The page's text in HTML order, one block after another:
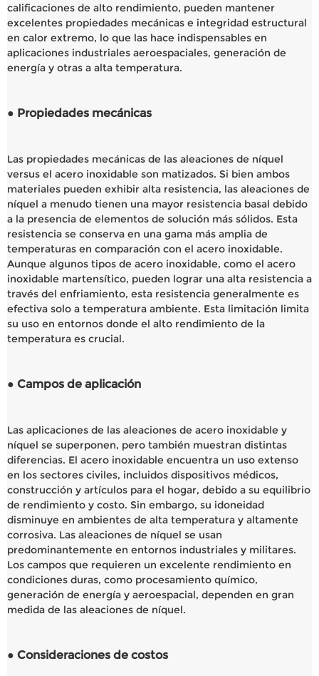
calificaciones de alto rendimiento, pueden mantener
excelentes propiedades mecánicas e integridad estructural
en calor extremo, lo que las hace indispensables en
aplicaciones industriales aeroespaciales, generación de
energía y otras a alta temperatura.
● Propiedades mecánicas
Las propiedades mecánicas de las aleaciones de níquel
versus el acero inoxidable son matizados. Si bien ambos
materiales pueden exhibir alta resistencia, las aleaciones de
níquel a menudo tienen una mayor resistencia basal debido
a la presencia de elementos de solución más sólidos. Esta
resistencia se conserva en una gama más amplia de
temperaturas en comparación con el acero inoxidable.
Aunque algunos tipos de acero inoxidable, como el acero
inoxidable martensítico, pueden lograr una alta resistencia a
través del enfriamiento, esta resistencia generalmente es
efectiva solo a temperatura ambiente. Esta limitación limita
su uso en entornos donde el alto rendimiento de la
temperatura es crucial.
● Campos de aplicación
Las aplicaciones de las aleaciones de acero inoxidable y
níquel se superponen, pero también muestran distintas
diferencias. El acero inoxidable encuentra un uso extenso
en los sectores civiles, incluidos dispositivos médicos,
construcción y artículos para el hogar, debido a su equilibrio
de rendimiento y costo. Sin embargo, su idoneidad
disminuye en ambientes de alta temperatura y altamente
corrosiva. Las aleaciones de níquel se usan
predominantemente en entornos industriales y militares.
Los campos que requieren un excelente rendimiento en
condiciones duras, como procesamiento químico,
generación de energía y aeroespacial, dependen en gran
medida de las aleaciones de níquel.
● Consideraciones de costos